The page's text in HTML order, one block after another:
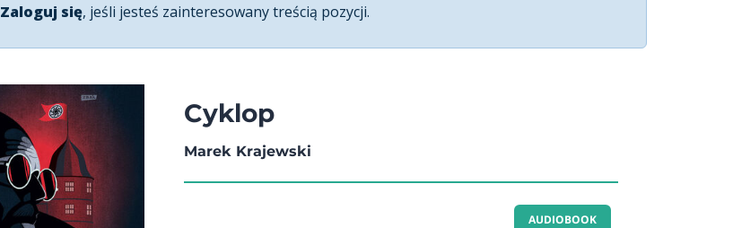
Zaloguj się, jeśli jesteś zainteresowany treścią pozycji.
Cyklop
Marek Krajewski
AUDIOBOOK